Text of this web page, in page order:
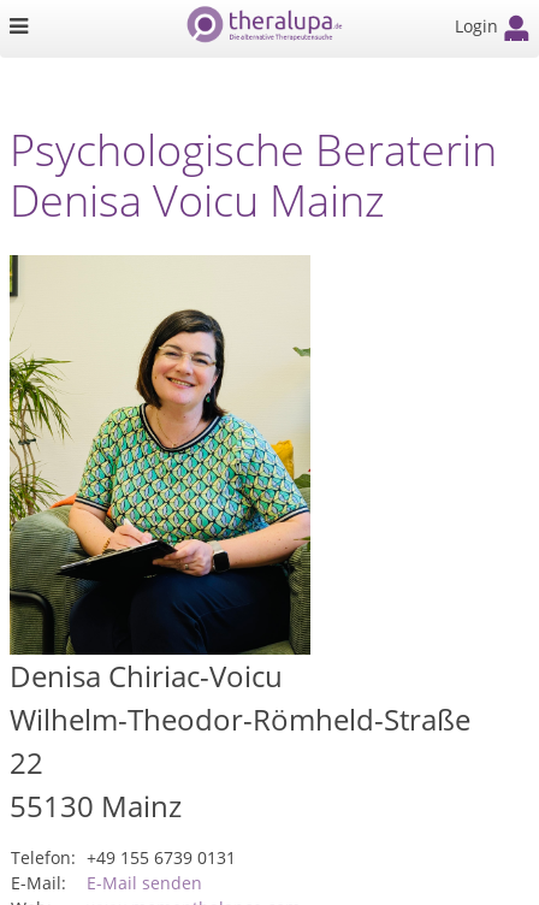
Login
Psychologische Beraterin
Denisa Voicu Mainz
Denisa Chiriac-Voicu
Wilhelm-Theodor-Römheld-Straße
22
55130 Mainz
Telefon: +49 155 6739 0131
E-Mail:
E-Mail senden